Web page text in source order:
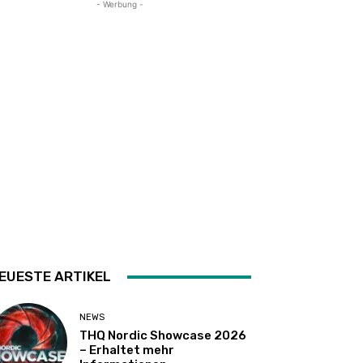
- Werbung -
ARTIKEL
NEWS
THQ Nordic Showcase 2026
– Erhaltet mehr